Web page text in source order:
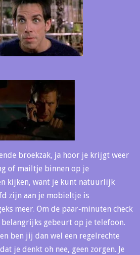
broekzak, ja hoor je krijgt weer
of mailtje binnen op je
kijken, want je kunt natuurlijk
zijn aan je mobieltje is
meer. Om de paar-minuten check
belangrijks gebeurt op je telefoon.
ben jij dan wel een regelrechte
je denkt oh nee, geen zorgen. Je